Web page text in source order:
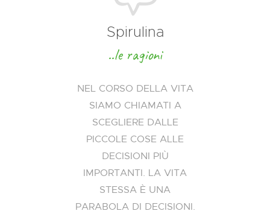
Spirulina
..le ragioni
NEL CORSO DELLA VITA
SIAMO CHIAMATI A
SCEGLIERE DALLE
PICCOLE COSE ALLE
DECISIONI PIÙ
IMPORTANTI. LA VITA
STESSA È UNA
PARABOLA DI DECISIONI.